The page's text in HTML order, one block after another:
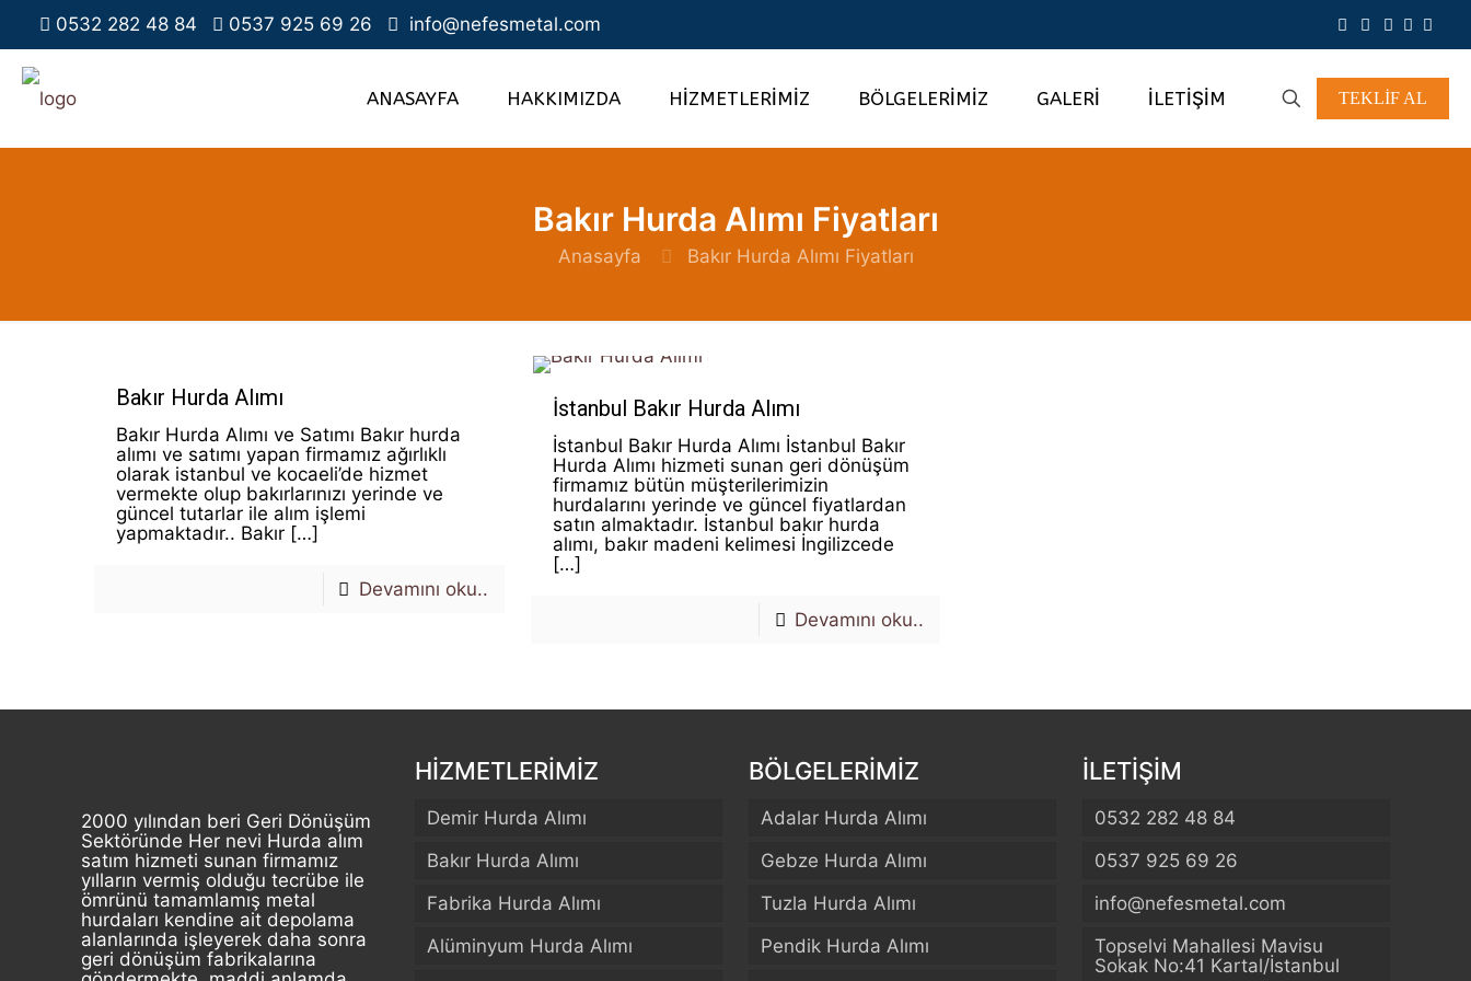
0532 282 48 84 0537 925 69 26 info@nefesmetal.com
ANASAYFA HAKKIMIZDA HİZMETLERİMİZ BÖLGELERİMİZ GALERİ İLETİŞİM TEKLİF AL
Bakır Hurda Alımı Fiyatları
Anasayfa Bakır Hurda Alımı Fiyatları
Bakır Hurda Alımı
Bakır Hurda Alımı ve Satımı Bakır hurda
alımı ve satımı yapan firmamız ağırlıklı
olarak istanbul ve kocaeli’de hizmet
vermekte olup bakırlarınızı yerinde ve
güncel tutarlar ile alım işlemi
yapmaktadır.. Bakır[…]
Devamını oku..
İstanbul Bakır Hurda Alımı
İstanbul Bakır Hurda Alımı İstanbul Bakır
Hurda Alımı hizmeti sunan geri dönüşüm
firmamız bütün müşterilerimizin
hurdalarını yerinde ve güncel fiyatlardan
satın almaktadır. İstanbul bakır hurda
alımı, bakır madeni kelimesi İngilizcede
[…]
Devamını oku..
2000 yılından beri Geri Dönüşüm
Sektöründe Her nevi Hurda alım
satım hizmeti sunan firmamız
yılların vermiş olduğu tecrübe ile
ömrünü tamamlamış metal
hurdaları kendine ait depolama
alanlarında işleyerek daha sonra
geri dönüşüm fabrikalarına
HİZMETLERİMİZ
Demir Hurda Alımı
Bakır Hurda Alımı
Fabrika Hurda Alımı
Alüminyum Hurda Alımı
BÖLGELERİMİZ
Adalar Hurda Alımı
Gebze Hurda Alımı
Tuzla Hurda Alımı
Pendik Hurda Alımı
İLETİŞİM
0532 282 48 84
0537 925 69 26
info@nefesmetal.com
Topselvi Mahallesi Mavisu
Sokak No:41 Kartal/İstanbul